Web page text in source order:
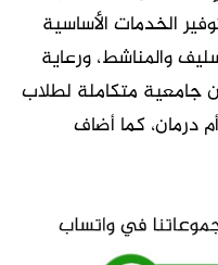
الخدمات الأساسية
والمناشط، ورعاية
جامعية متكاملة لطلاب
درمان، كما أضاف